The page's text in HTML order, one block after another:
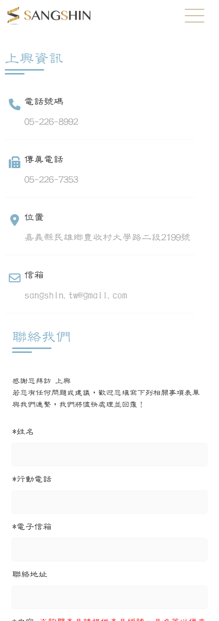
上興資訊
電話號碼
05-226-8992
傳真電話
05-226-7353
位置
嘉義縣民雄鄉豊收村大學路二段2199號
信箱
sangshin.tw@gmail.com
聯絡我們
感謝您拜訪 上興
若您有任何問題或建議，歡迎您填寫下列相關事項表單
與我們連繫，我們將儘快處理並回覆！
*姓名
*行動電話
*電子信箱
聯絡地址